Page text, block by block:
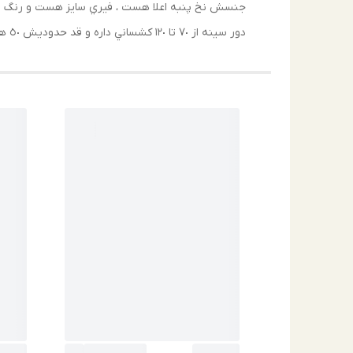
جنسش نخ پنبه اعلا هست ، فيري سايز هست و رنگ
دور سينه از ٧٠ تا ١٢٠ كشساني داره و قد حدوديش ٥٠ هست